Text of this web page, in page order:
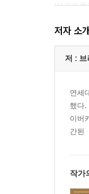
‘사고의
투자자들
철학을 이
칸트의
독서로
투자자
좌충우돌
저자 소개
저 : 브
연세
했다.
이버
간된
작가